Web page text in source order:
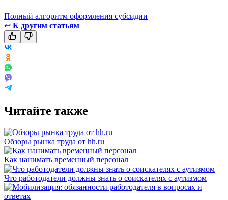
Полный алгоритм оформления субсидии
↩ К другим статьям
Читайте также
Обзоры рынка труда от hh.ru
Как нанимать временный персонал
Что работодатели должны знать о соискателях с аутизмом